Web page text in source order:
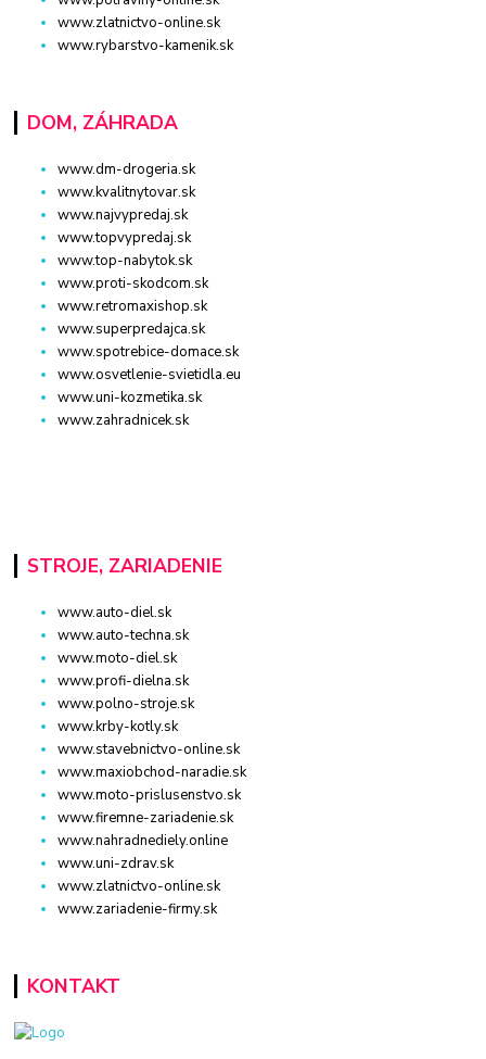
www.zlatnictvo-online.sk
www.rybarstvo-kamenik.sk
DOM, ZÁHRADA
www.dm-drogeria.sk
www.kvalitnytovar.sk
www.najvypredaj.sk
www.topvypredaj.sk
www.top-nabytok.sk
www.proti-skodcom.sk
www.retromaxishop.sk
www.superpredajca.sk
www.spotrebice-domace.sk
www.osvetlenie-svietidla.eu
www.uni-kozmetika.sk
www.zahradnicek.sk
STROJE, ZARIADENIE
www.auto-diel.sk
www.auto-techna.sk
www.moto-diel.sk
www.profi-dielna.sk
www.polno-stroje.sk
www.krby-kotly.sk
www.stavebnictvo-online.sk
www.maxiobchod-naradie.sk
www.moto-prislusenstvo.sk
www.firemne-zariadenie.sk
www.nahradnediely.online
www.uni-zdrav.sk
www.zlatnictvo-online.sk
www.zariadenie-firmy.sk
KONTAKT